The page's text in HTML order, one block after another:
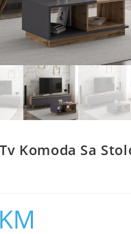
Komoda Sa
KM